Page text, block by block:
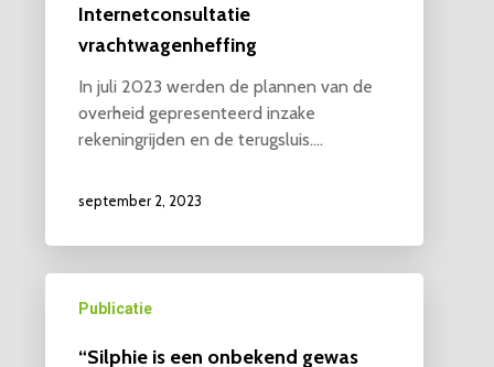
Internetconsultatie
vrachtwagenheffing
In juli 2023 werden de plannen van de
overheid gepresenteerd inzake
rekeningrijden en de terugsluis.…
september 2, 2023
Publicatie
“Silphie is een onbekend gewas